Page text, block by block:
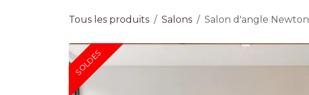
Tous les produits Salons Salon d'angle Newton
SOLDES